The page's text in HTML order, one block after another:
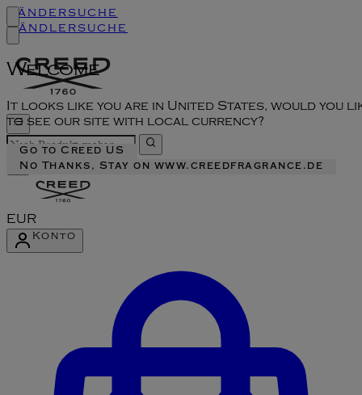
Welcome
It looks like you are in United States, would you
to see our site with local currency?
Go to Creed US
No Thanks, Stay on www.creedfragrance.de
Ländersuche
Händlersuche
EUR
Konto